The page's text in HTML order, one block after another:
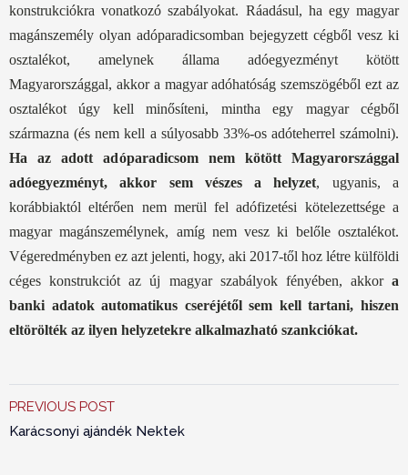
konstrukciókra vonatkozó szabályokat. Ráadásul, ha egy magyar
magánszemély olyan adóparadicsomban bejegyzett cégből vesz ki
osztalékot, amelynek állama adóegyezményt kötött
Magyarországgal, akkor a magyar adóhatóság szemszögéből ezt az
osztalékot úgy kell minősíteni, mintha egy magyar cégből
származna (és nem kell a súlyosabb 33%-os adóteherrel számolni).
Ha az adott adóparadicsom nem kötött Magyarországgal
adóegyezményt, akkor sem vészes a helyzet, ugyanis, a
korábbiaktól eltérően nem merül fel adófizetési kötelezettsége a
magyar magánszemélynek, amíg nem vesz ki belőle osztalékot.
Végeredményben ez azt jelenti, hogy, aki 2017-től hoz létre külföldi
céges konstrukciót az új magyar szabályok fényében, akkor a
banki adatok automatikus cseréjétől sem kell tartani, hiszen
eltörölték az ilyen helyzetekre alkalmazható szankciókat.
PREVIOUS POST
Karácsonyi ajándék Nektek